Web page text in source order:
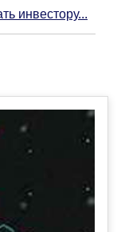
инвестору...